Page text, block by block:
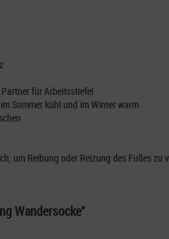
für Arbeitsstiefel
Sommer kühl und im Winter warm
um Reibung oder Reizung des Fußes zu
Wandersocke"